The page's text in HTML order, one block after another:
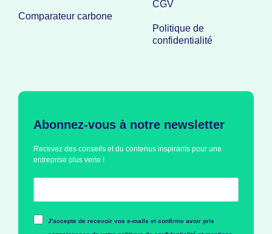
Comparateur carbone
CGV
Politique de
confidentialité
Abonnez-vous à notre newsletter
Recevez des conseils et du contenus inspirants pour une
entreprise plus verte !
J'accepte de recevoir vos e-mails et confirme avoir pris